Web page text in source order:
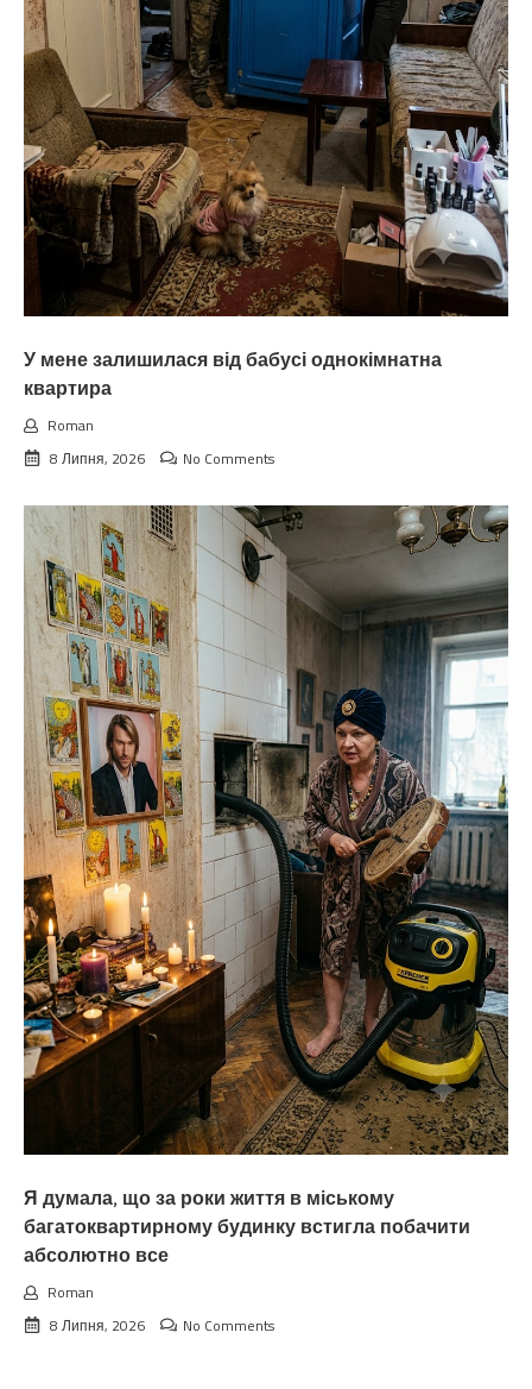
У мене залишилася від бабусі однокімнатна
квартира
Roman
8 Липня, 2026
No Comments
Я думала, що за роки життя в міському
багатоквартирному будинку встигла побачити
абсолютно все
Roman
8 Липня, 2026
No Comments